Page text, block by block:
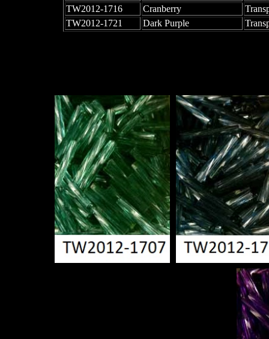
TW2012-1716
Cranberry
TW2012-1721
Dark Purple